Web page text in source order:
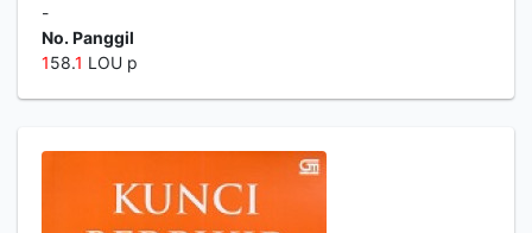
-
No. Panggil
158.1 LOU p